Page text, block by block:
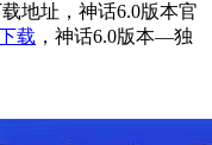
地址，神话6.0版本官
载 ，神话6.0版本—独